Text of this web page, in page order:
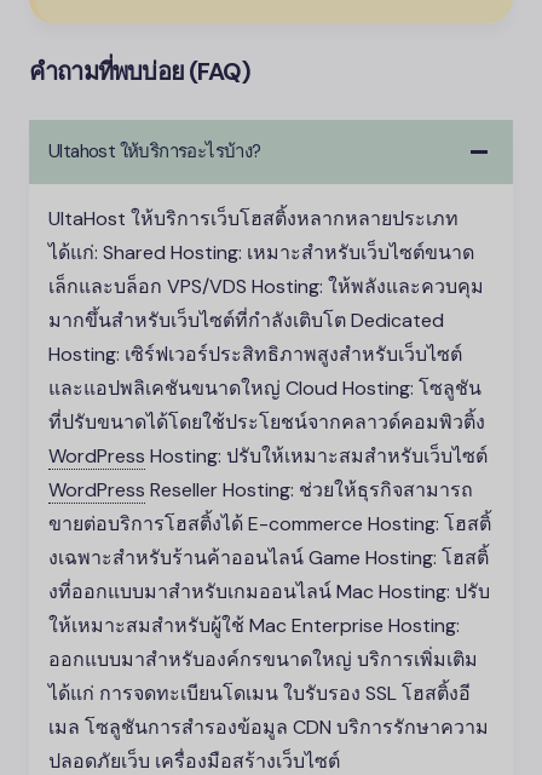
คำถามที่พบบ่อย (FAQ)
Ultahost ให้บริการอะไรบ้าง?
UltaHost ให้บริการเว็บโฮสติ้งหลากหลายประเภท
ได้แก่: Shared Hosting: เหมาะสำหรับเว็บไซต์ขนาด
เล็กและบล็อก VPS/VDS Hosting: ให้พลังและควบคุม
มากขึ้นสำหรับเว็บไซต์ที่กำลังเติบโต Dedicated
Hosting: เซิร์ฟเวอร์ประสิทธิภาพสูงสำหรับเว็บไซต์
และแอปพลิเคชันขนาดใหญ่ Cloud Hosting: โซลูชัน
ที่ปรับขนาดได้โดยใช้ประโยชน์จากคลาวด์คอมพิวติ้ง
WordPress Hosting: ปรับให้เหมาะสมสำหรับเว็บไซต์
WordPress Reseller Hosting: ช่วยให้ธุรกิจสามารถ
ขายต่อบริการโฮสติ้งได้ E-commerce Hosting: โฮสติ้
งเฉพาะสำหรับร้านค้าออนไลน์ Game Hosting: โฮสติ้
งที่ออกแบบมาสำหรับเกมออนไลน์ Mac Hosting: ปรับ
ให้เหมาะสมสำหรับผู้ใช้ Mac Enterprise Hosting:
ออกแบบมาสำหรับองค์กรขนาดใหญ่ บริการเพิ่มเติม
ได้แก่ การจดทะเบียนโดเมน ใบรับรอง SSL โฮสติ้งอี
เมล โซลูชันการสำรองข้อมูล CDN บริการรักษาความ
ปลอดภัยเว็บ เครื่องมือสร้างเว็บไซต์